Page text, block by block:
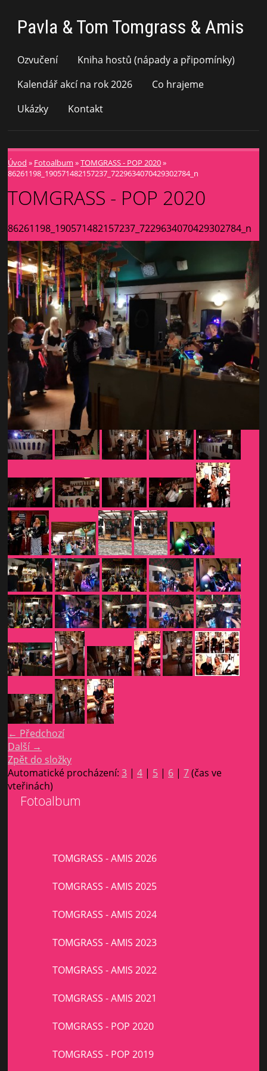
Pavla & Tom Tomgrass & Amis
Ozvučení
Kniha hostů (nápady a připomínky)
Kalendář akcí na rok 2026
Co hrajeme
Ukázky
Kontakt
Úvod » Fotoalbum »TOMGRASS - POP 2020»
86261198_190571482157237_7229634070429302784_n
TOMGRASS - POP 2020
86261198_190571482157237_7229634070429302784_n
← Předchozí
Další →
Zpět do složky
Automatické procházení: 3 | 4 | 5 | 6 | 7(čas ve
vteřinách)
Fotoalbum
TOMGRASS - AMIS 2026
TOMGRASS - AMIS 2025
TOMGRASS - AMIS 2024
TOMGRASS - AMIS 2023
TOMGRASS - AMIS 2022
TOMGRASS - AMIS 2021
TOMGRASS - POP 2020
TOMGRASS - POP 2019